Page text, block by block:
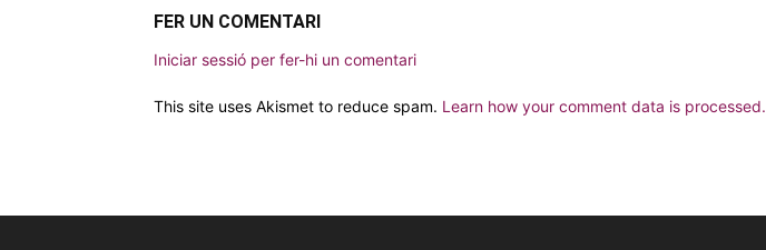
FER UN COMENTARI
Iniciar sessió per fer-hi un comentari
This site uses Akismet to reduce spam. Learn how your comment data is processed.